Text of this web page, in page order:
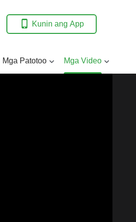
Kunin ang App
Mga Patotoo Mga Video